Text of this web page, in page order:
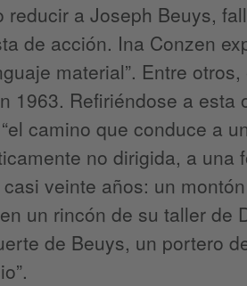
a Joseph Beuys,
de acción. Ina Conzen
material”. Entre
1963. Refiriéndose a esta
camino que conduce a
no dirigida, a una
veinte años: un
un rincón de su taller de
de Beuys, un portero